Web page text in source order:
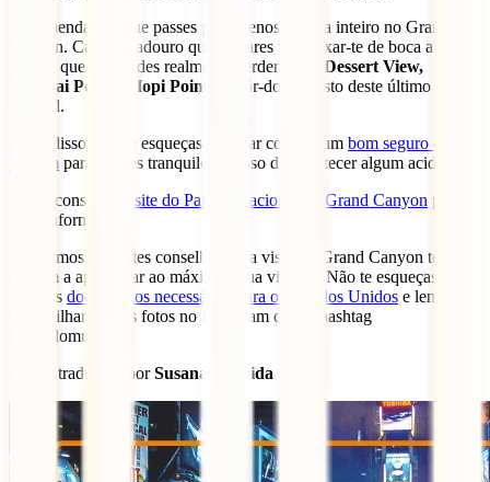
Recomendamos que passes pelo menos um dia inteiro no Grand
Canyon. Cada miradouro que visitares vai deixar-te de boca aberta,
mas os que não podes realmente perder são o
Dessert View,
Yavapai Point e Hopi Point
. O pôr-do-sol visto deste último é
incrível.
Além disso, não te esqueças de levar contigo um bom seguro de
viagem para estares tranquilo no caso de acontecer algum acidente.
Podes consultar
o site do Parque Nacional do Grand Canyon para
mais informações.
Esperamos que estes conselhos para visitar o Grand Canyon te
ajudem a aproveitar ao máximo a tua viagem. Não te esqueças de
levar os documentos necessários para os Estados Unidos e lembra-te
de partilhar as tuas fotos no Instagram com a hashtag
#iatipelomundo.
Artigo traduzido porSusana Almeida